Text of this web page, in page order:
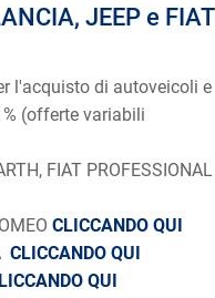
JEEP e FIAT
l'acquisto di autoveicoli e
(offerte variabili
FIAT PROFESSIONAL
CLICCANDO QUI
CLICCANDO QUI
QUI